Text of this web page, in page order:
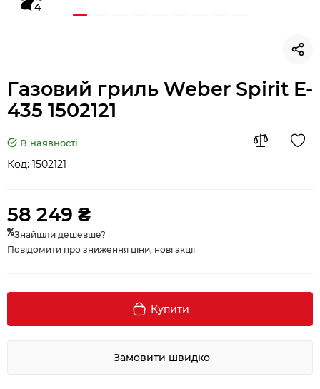
4
Газовий гриль Weber Spirit E-
435 1502121
В наявності
Код: 1502121
58 249 ₴
Знайшли дешевше?
Повідомити про зниження ціни, нові акції
Купити
Замовити швидко